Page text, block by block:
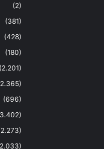
(2)
(381)
(428)
(180)
(2.201)
(696)